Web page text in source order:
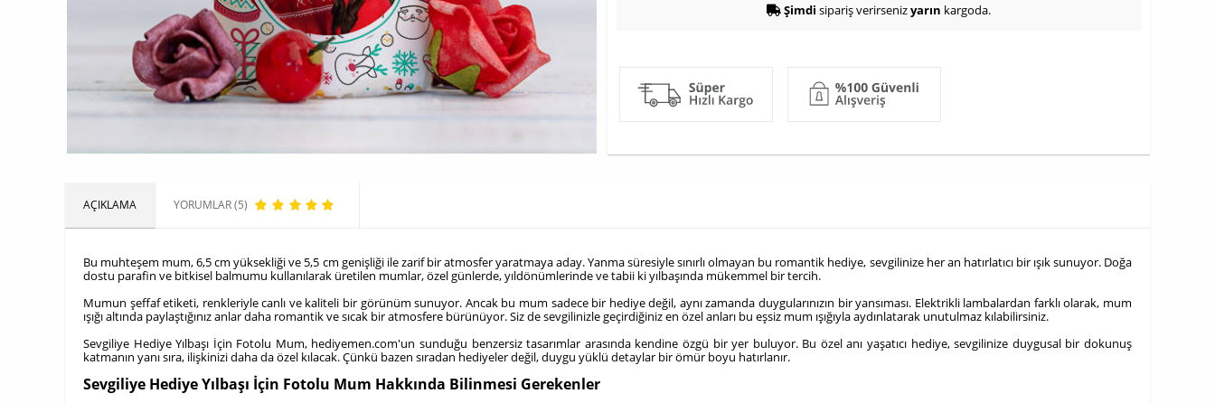
Şimdi sipariş verirsenizyarın kargoda.
AÇIKLAMA YORUMLAR (5)
Bu muhteşem mum, 6,5 cm yüksekliği ve 5,5 cm genişliği ile zarif bir atmosfer yaratmaya aday. Yanma süresiyle sınırlı olmayan bu romantik hediye, sevgilinize her an hatırlatıcı bir ışık sunuyor. Doğa
dostu parafin ve bitkisel balmumu kullanılarak üretilen mumlar, özel günlerde, yıldönümlerinde ve tabii ki yılbaşında mükemmel bir tercih.
Mumun şeffaf etiketi, renkleriyle canlı ve kaliteli bir görünüm sunuyor. Ancak bu mum sadece bir hediye değil, aynı zamanda duygularınızın bir yansıması. Elektrikli lambalardan farklı olarak, mum
ışığı altında paylaştığınız anlar daha romantik ve sıcak bir atmosfere bürünüyor. Siz de sevgilinizle geçirdiğiniz en özel anları bu eşsiz mum ışığıyla aydınlatarak unutulmaz kılabilirsiniz.
Sevgiliye Hediye Yılbaşı İçin Fotolu Mum, hediyemen.com'un sunduğu benzersiz tasarımlar arasında kendine özgü bir yer buluyor. Bu özel anı yaşatıcı hediye, sevgilinize duygusal bir dokunuş
katmanın yanı sıra, ilişkinizi daha da özel kılacak. Çünkü bazen sıradan hediyeler değil, duygu yüklü detaylar bir ömür boyu hatırlanır.
Sevgiliye Hediye Yılbaşı İçin Fotolu Mum Hakkında Bilinmesi Gerekenler